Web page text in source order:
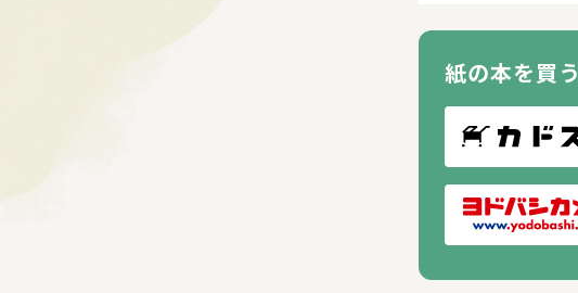
紙の本を買う